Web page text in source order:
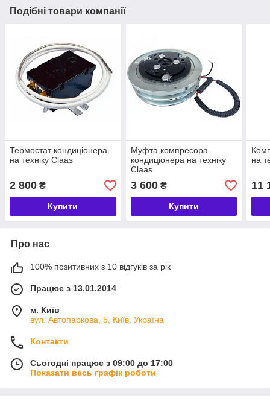
Подібні товари компанії
Термостат кондиціонера
на техніку Claas
2 800 ₴
Купити
Муфта компресора
кондиціонера на техніку
Claas
3 600₴
Купити
на
11
Про нас
100% позитивних з 10 відгуків за рік
Працює з 13.01.2014
м. Київ
вул. Автопаркова, 5, Київ, Україна
Контакти
Сьогодні працює з 09:00 до 17:00
Показати весь графік роботи